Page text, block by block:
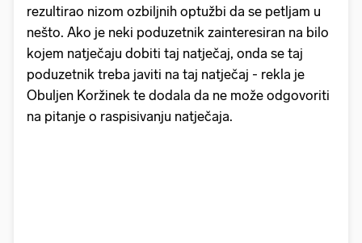
rezultirao nizom ozbiljnih optužbi da se petljam u
nešto. Ako je neki poduzetnik zainteresiran na bilo
kojem natječaju dobiti taj natječaj, onda se taj
poduzetnik treba javiti na taj natječaj - rekla je
Obuljen Koržinek te dodala da ne može odgovoriti
na pitanje o raspisivanju natječaja.